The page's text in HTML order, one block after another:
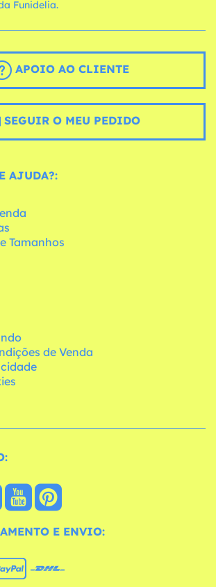
Funidelia.
APOIO AO CLIENTE
SEGUIR O MEU PEDIDO
AJUDA?:
Tamanhos
de Venda
E ENVIO: